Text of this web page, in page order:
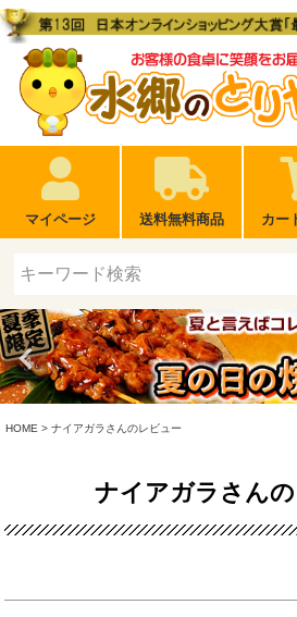
マイページ 送料無料商品 カー
HOME ナイアガラさんのレビュー
ナイアガラさん